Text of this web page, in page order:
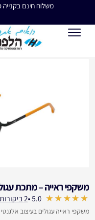
משלוח חינם בקנייה
משקפי ראייה – מתכת עגולים
out of 5
5.0 • עבור
2 ביקורות
משקפי ראייה עגולים בעיצוב אלגנטי